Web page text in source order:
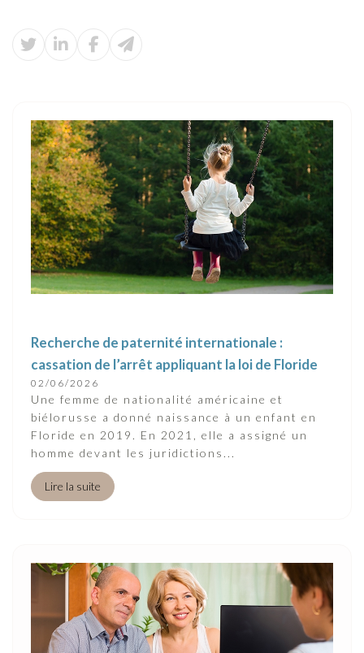
Recherche de paternité internationale :
cassation de l’arrêt appliquant la loi de Floride
02/06/2026
Une femme de nationalité américaine et
biélorusse a donné naissance à un enfant en
Floride en 2019. En 2021, elle a assigné un
homme devant les juridictions...
Lire la suite